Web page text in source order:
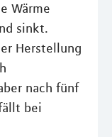
Wärme
sinkt.
Herstellung
nach fünf
bei